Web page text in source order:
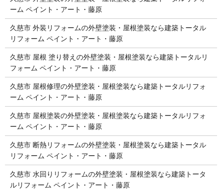
ーム ペイント・アート・藤原
久慈市 外装リフォームの外壁塗装・屋根塗装なら建築トータル
リフォーム ペイント・アート・藤原
久慈市 屋根 塗り替えの外壁塗装・屋根塗装なら建築トータルリ
フォーム ペイント・アート・藤原
久慈市 屋根修理の外壁塗装・屋根塗装なら建築トータルリフォ
ーム ペイント・アート・藤原
久慈市 屋根塗装の外壁塗装・屋根塗装なら建築トータルリフォ
ーム ペイント・アート・藤原
久慈市 断熱リフォームの外壁塗装・屋根塗装なら建築トータル
リフォーム ペイント・アート・藤原
久慈市 水回りリフォームの外壁塗装・屋根塗装なら建築トータ
ルリフォーム ペイント・アート・藤原